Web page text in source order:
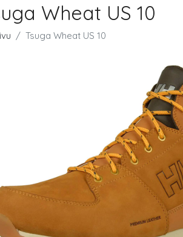
Wheat US 10
Tsuga Wheat US 10